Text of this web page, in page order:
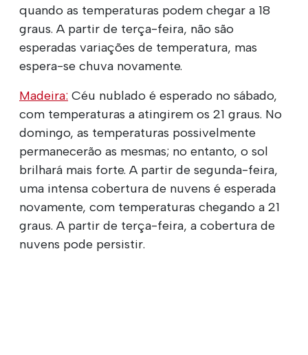
quando as temperaturas podem chegar a 18
graus. A partir de terça-feira, não são
esperadas variações de temperatura, mas
espera-se chuva novamente.
Madeira: Céu nublado é esperado no sábado,
com temperaturas a atingirem os 21 graus. No
domingo, as temperaturas possivelmente
permanecerão as mesmas; no entanto, o sol
brilhará mais forte. A partir de segunda-feira,
uma intensa cobertura de nuvens é esperada
novamente, com temperaturas chegando a 21
graus. A partir de terça-feira, a cobertura de
nuvens pode persistir.